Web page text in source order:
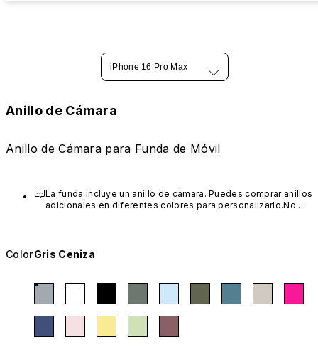
iPhone 16 Pro Max
Anillo de Cámara
Anillo de Cámara para Funda de Móvil
La funda incluye un anillo de cámara. Puedes comprar anillos
adicionales en diferentes colores para personalizarlo.No
ColorGris Ceniza